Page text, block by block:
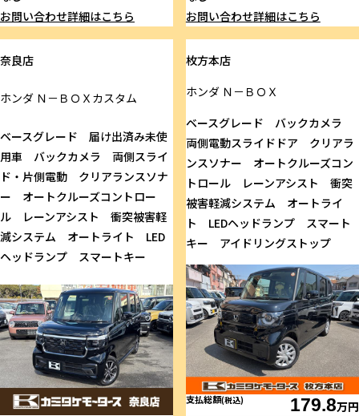
お問い合わせ詳細はこちら
お問い合わせ詳細はこちら
奈良店
ホンダ Ｎ－ＢＯＸカスタム
ベースグレード 届け出済み未使
用車 バックカメラ 両側スライ
ド・片側電動 クリアランスソナ
ー オートクルーズコントロー
ル レーンアシスト 衝突被害軽
減システム オートライト LED
ヘッドランプ スマートキー
枚方本店
ホンダＮ－ＢＯＸ
ベースグレード バックカメラ
両側電動スライドドア クリアラ
ンスソナー オートクルーズコン
トロール レーンアシスト 衝突
被害軽減システム オートライ
ト LEDヘッドランプ スマート
キー アイドリングストップ
支払総額(税込) 179.8万円